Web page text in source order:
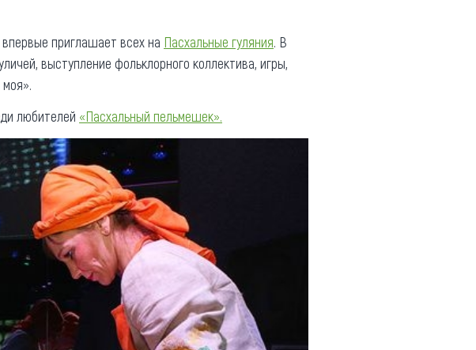
впервые приглашает всех на Пасхальные гуляния. В
выступление фольклорного коллектива, игры,
любителей «Пасхальный пельмешек».